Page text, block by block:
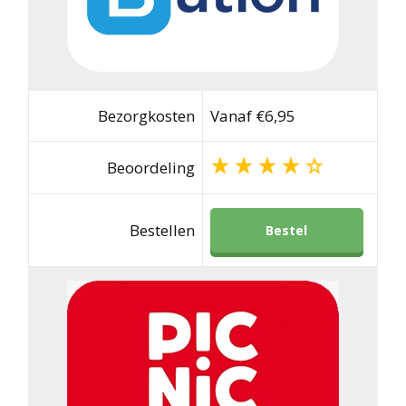
Bezorgkosten Vanaf €6,95
Beoordeling
Bestellen Bestel